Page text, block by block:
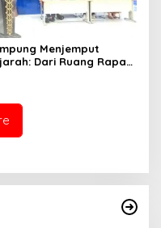
Menjemput
Dari Ruang Rapat